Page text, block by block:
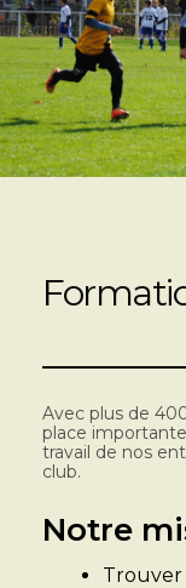
Avec plus de
place
travail de nos
club.
Notre